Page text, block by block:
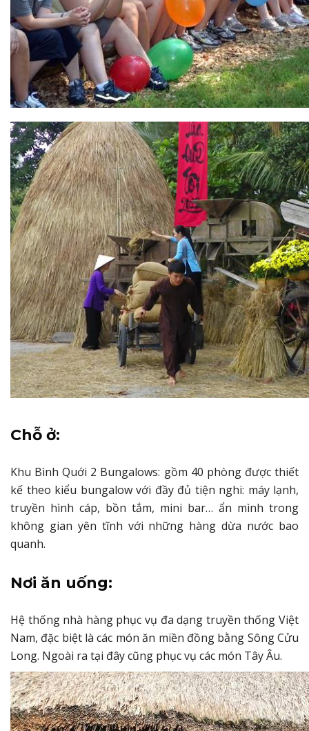
Chỗ ở:
Khu Bình Quới 2 Bungalows: gồm 40 phòng được thiết
kế theo kiểu bungalow với đầy đủ tiện nghi: máy lạnh,
truyền hình cáp, bồn tắm, mini bar… ẩn mình trong
không gian yên tĩnh với những hàng dừa nước bao
quanh.
Nơi ăn uống:
Hệ thống nhà hàng phục vụ đa dạng truyền thống Việt
Nam, đặc biệt là các món ăn miền đồng bằng Sông Cửu
Long. Ngoài ra tại đây cũng phục vụ các món Tây Âu.